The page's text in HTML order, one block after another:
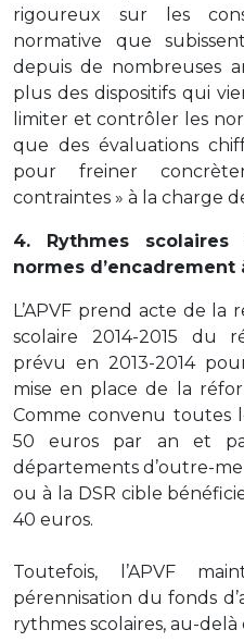
rigoureux sur les
normative que
depuis de nombreuses
plus des dispositifs qui
limiter et contrôler les
que des évaluations
pour freiner
contraintes » à la charge
4. Rythmes
normes d’encadrement
L’APVF prend acte de la
scolaire 2014-2015 du
prévu en 2013-2014
mise en place de la
Comme convenu toutes
50 euros par an et
départements d’outre-
ou à la DSR cible
40 euros.
Toutefois, l’APVF
pérennisation du fonds
rythmes scolaires, au-delà